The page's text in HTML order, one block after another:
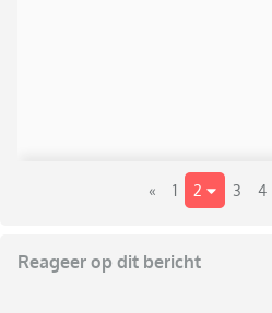
« 1 2 3 4
Reageer op dit bericht